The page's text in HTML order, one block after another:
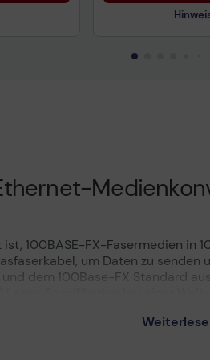
100BASE-FX-Fasermedien in
um Daten zu senden
dem 100Base-FX Standard
funktionieren muss. Ein